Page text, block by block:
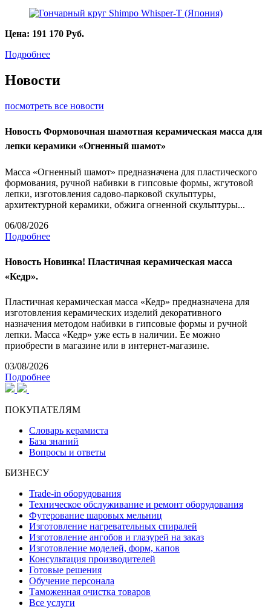
Цена: 191 170 Руб.
Подробнее
Новости
посмотреть все новости
Новость Формовочная шамотная керамическая масса для
лепки керамики «Огненный шамот»
Масса «Огненный шамот» предназначена для пластического
формования, ручной набивки в гипсовые формы, жгутовой
лепки, изготовления садово-парковой скульптуры,
архитектурной керамики, обжига огненной скульптуры...
06/08/2026
Подробнее
Новость Новинка! Пластичная керамическая масса
«Кедр».
Пластичная керамическая масса «Кедр» предназначена для
изготовления керамических изделий декоративного
назначения методом набивки в гипсовые формы и ручной
лепки. Масса «Кедр» уже есть в наличии. Ее можно
приобрести в магазине или в интернет-магазине.
03/08/2026
Подробнее
ПОКУПАТЕЛЯМ
Словарь керамиста
База знаний
Вопросы и ответы
БИЗНЕСУ
Trade-in оборудования
Техническое обслуживание и ремонт оборудования
Футерование шаровых мельниц
Изготовление нагревательных спиралей
Изготовление ангобов и глазурей на заказ
Изготовление моделей, форм, капов
Консультация производителей
Готовые решения
Обучение персонала
Таможенная очистка товаров
Все услуги